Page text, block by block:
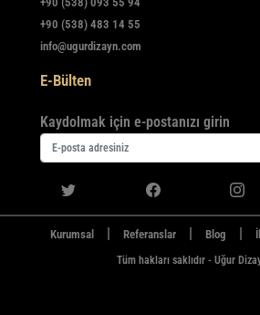
+90 (538) 483 14 55
info@ugurdizayn.com
E-Bülten
Kaydolmak için e-postanızı girin
Kurumsal Referanslar Blog
Tüm hakları saklıdır - Uğur